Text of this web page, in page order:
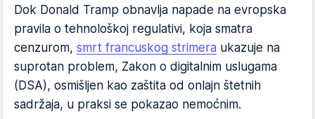
Dok Donald Tramp obnavlja napade na evropska
pravila o tehnološkoj regulativi, koja smatra
cenzurom, smrt francuskog strimera ukazuje na
suprotan problem, Zakon o digitalnim uslugama
(DSA), osmišljen kao zaštita od onlajn štetnih
sadržaja, u praksi se pokazao nemoćnim.